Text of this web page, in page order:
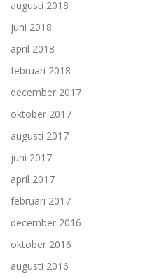
augusti 2018
juni 2018
april 2018
februari 2018
december 2017
oktober 2017
augusti 2017
juni 2017
april 2017
februari 2017
december 2016
oktober 2016
augusti 2016